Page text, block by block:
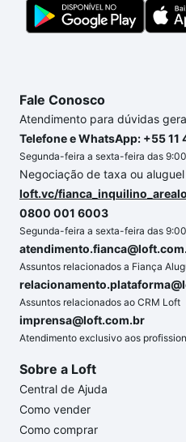
chaves.
Fale Conosco
Atendimento para dúvidas
Telefone e WhatsApp: +55
Segunda-feira a sexta-feira das
Negociação de taxa ou
loft.vc/
0800 001 6003
Segunda-feira a sexta-feira das
Assuntos relacionados a Fiança
Assuntos relacionados ao CRM Loft
imprensa@loft.com.br
Atendimento exclusivo aos
Sobre a Loft
Central de Ajuda
Como vender
Como comprar